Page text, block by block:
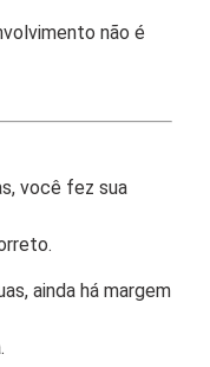
não é
você fez sua
ainda há margem